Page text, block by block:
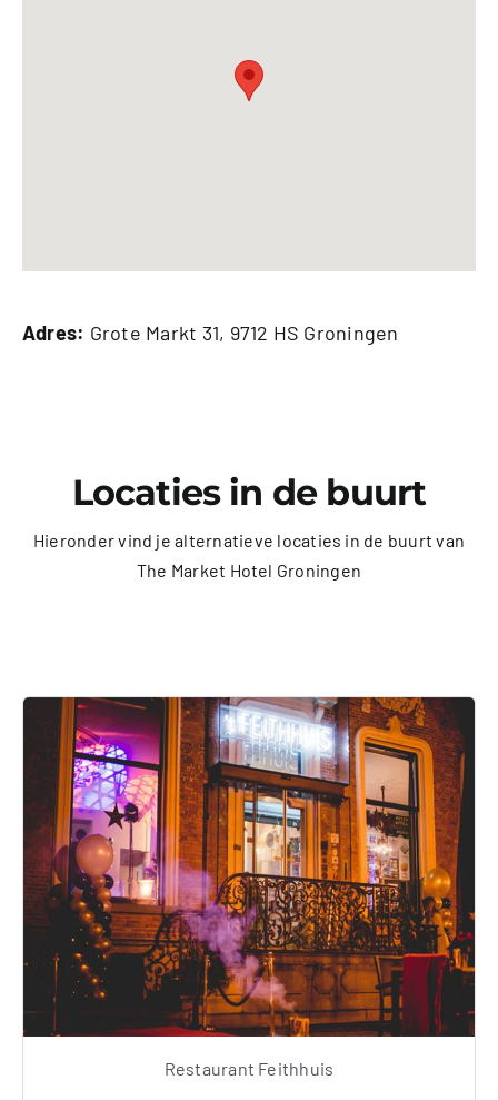
Adres: Grote Markt 31, 9712 HS Groningen
Locaties in de buurt
Hieronder vind je alternatieve locaties in de buurt van
The Market Hotel Groningen
Restaurant Feithhuis